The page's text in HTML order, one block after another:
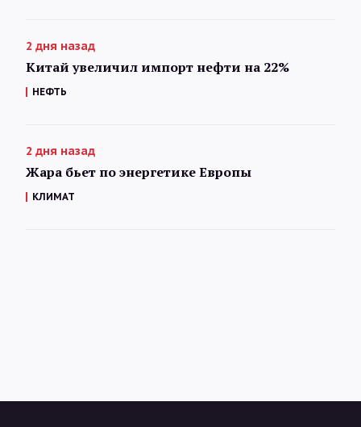
2 дня назад
Китай увеличил импорт нефти на 22%
НЕФТЬ
2 дня назад
Жара бьет по энергетике Европы
КЛИМАТ